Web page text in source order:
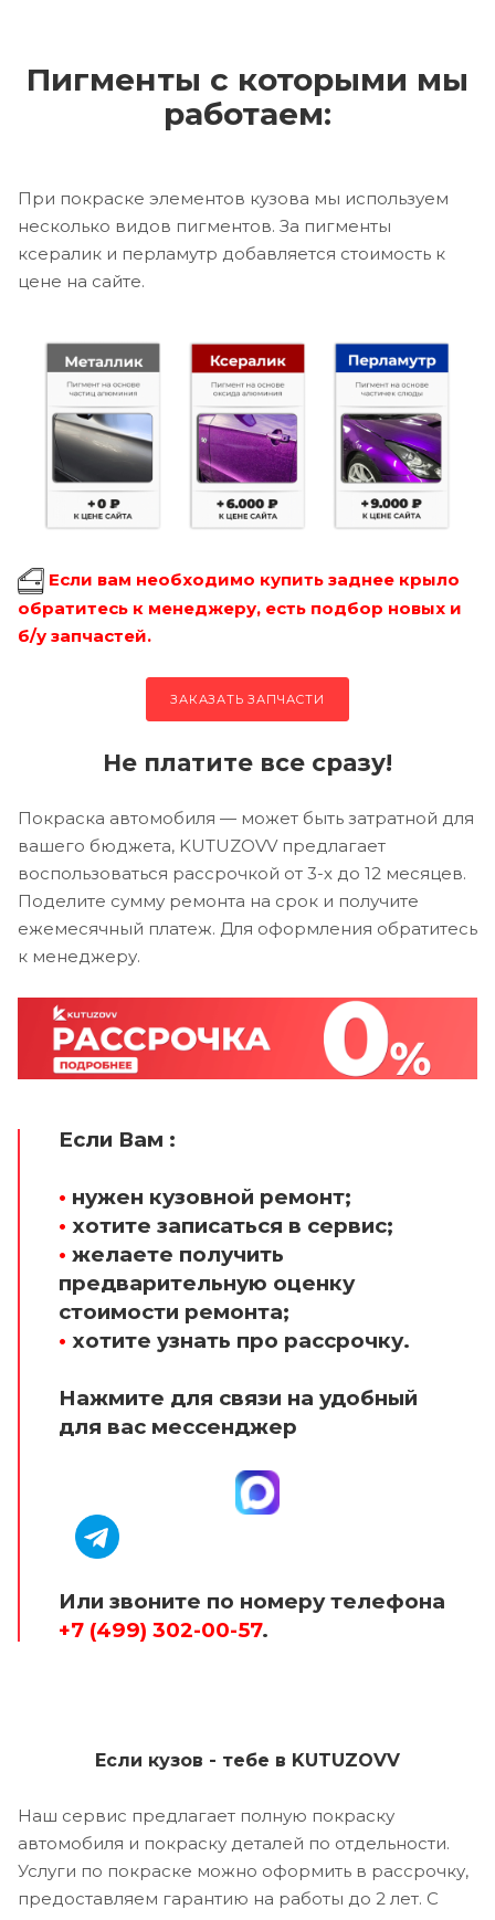
Пигменты с которыми мы
работаем:
При покраске элементов кузова мы используем
несколько видов пигментов. За пигменты
ксералик и перламутр добавляется стоимость к
цене на сайте.
Если вам необходимо купить заднее крыло
обратитесь к менеджеру, есть подбор новых и
б/у запчастей.
ЗАКАЗАТЬ ЗАПЧАСТИ
Не платите все сразу!
Покраска автомобиля — может быть затратной для
вашего бюджета, KUTUZOVV предлагает
воспользоваться рассрочкой от 3-х до 12 месяцев.
Поделите сумму ремонта на срок и получите
ежемесячный платеж. Для оформления обратитесь
к менеджеру.
Если Вам :
• нужен кузовной ремонт;
• хотите записаться в сервис;
• желаете получить
предварительную оценку
стоимости ремонта;
• хотите узнать про рассрочку.
Нажмите для связи на удобный
для вас мессенджер
Или звоните по номеру телефона
+7 (499) 302-00-57.
Если кузов - тебе в KUTUZOVV
Наш сервис предлагает полную покраску
автомобиля и покраску деталей по отдельности.
Услуги по покраске можно оформить в рассрочку,
предоставляем гарантию на работы до 2 лет. С